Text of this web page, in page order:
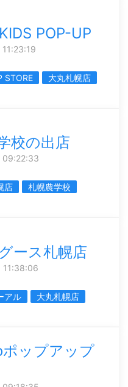
POP-UP
STORE
大丸札幌店
校の出店
09:22:33
店
札幌農学校
ース札幌店
アル
大丸札幌店
ップアップ